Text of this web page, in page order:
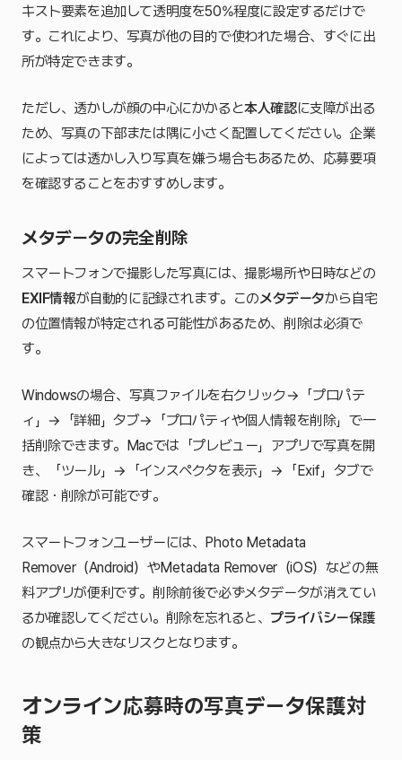
キスト要素を追加して透明度を50%程度に設定するだけで
す。これにより、写真が他の目的で使われた場合、すぐに出
所が特定できます。
ただし、透かしが顔の中心にかかると本人確認に支障が出る
ため、写真の下部または隅に小さく配置してください。企業
によっては透かし入り写真を嫌う場合もあるため、応募要項
を確認することをおすすめします。
メタデータの完全削除
スマートフォンで撮影した写真には、撮影場所や日時などの
EXIF情報が自動的に記録されます。このメタデータから自宅
の位置情報が特定される可能性があるため、削除は必須で
す。
Windowsの場合、写真ファイルを右クリック→「プロパテ
ィ」→「詳細」タブ→「プロパティや個人情報を削除」で一
括削除できます。Macでは「プレビュー」アプリで写真を開
き、「ツール」→「インスペクタを表示」→「Exif」タブで
確認・削除が可能です。
スマートフォンユーザーには、Photo Metadata
Remover（Android）やMetadata Remover（iOS）などの無
料アプリが便利です。削除前後で必ずメタデータが消えてい
るか確認してください。削除を忘れると、 プライバシー保護
の観点から大きなリスクとなります。
オンライン応募時の写真データ保護対
策